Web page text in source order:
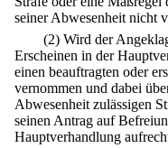
seiner Abwesenheit nicht
(2) Wird der
Erscheinen in der
einen beauftragten oder
vernommen und dabei
Abwesenheit zulässigen
seinen Antrag auf
Hauptverhandlung